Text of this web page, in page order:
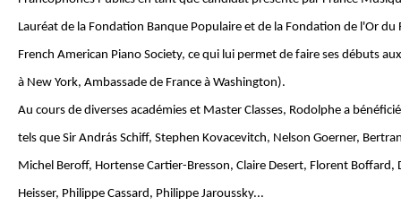
Lauréat de la Fondation Banque Populaire et de la Fondation de l'Or du
French American Piano Society, ce qui lui permet de faire ses débuts
à New York, Ambassade de France à Washington).
Au cours de diverses académies et Master Classes, Rodolphe a
tels que Sir András Schiff, Stephen Kovacevitch, Nelson Goerner,
Michel Beroff, Hortense Cartier-Bresson, Claire Desert, Florent Boffard,
Heisser, Philippe Cassard, Philippe Jaroussky...